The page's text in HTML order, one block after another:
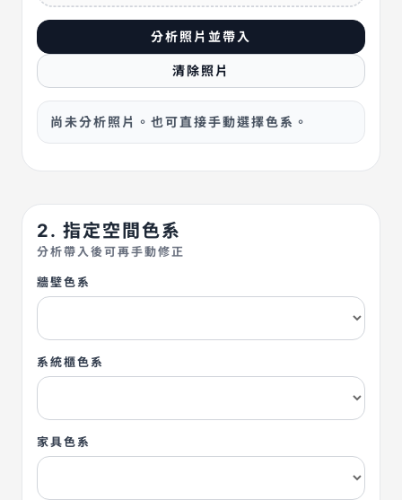
分析照片並帶入
清除照片
尚未分析照片。也可直接手動選擇色系。
2. 指定空間色系
分析帶入後可再手動修正
牆壁色系
系統櫃色系
家具色系